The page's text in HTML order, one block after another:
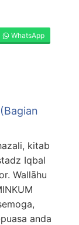
WhatsApp
kitab
Iqbal
Wallāhu
anda